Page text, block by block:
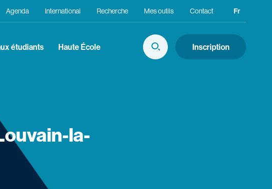
étudiants Haute École Inscription
Afficher la Recherche
Agenda International Recherche Mes outils Contact
Fr
En
la-